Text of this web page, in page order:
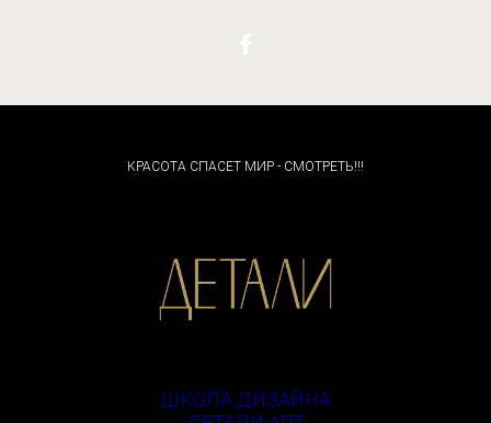
КРАСОТА СПАСЕТ МИР - СМОТРЕТЬ!!!
ШКОЛА ДИЗАЙНА